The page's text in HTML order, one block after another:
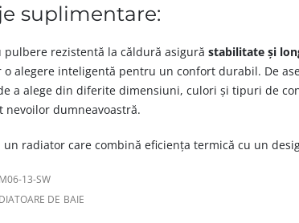
suplimentare:
pulbere rezistentă la căldură asigurăstabilitate și
o alegere inteligentă pentru un confort durabil. De
a alege din diferite dimensiuni, culori și tipuri de
nevoilor dumneavoastră.
radiator care combină eficiența termică cu un
13-SW
DE BAIE